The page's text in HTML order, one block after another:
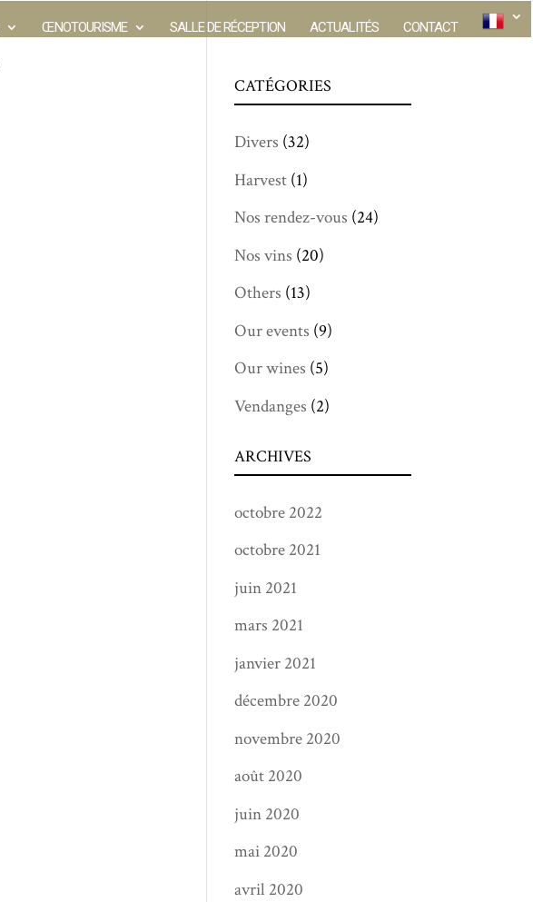
ŒNOTOURISME SALLE DE RÉCEPTION ACTUALITÉS CONTACT
CATÉGORIES
Divers (32)
Harvest (1)
Nos rendez-vous (24)
Nos vins (20)
Others (13)
Our events (9)
Our wines (5)
Vendanges (2)
ARCHIVES
octobre 2022
octobre 2021
juin 2021
mars 2021
janvier 2021
décembre 2020
novembre 2020
août 2020
juin 2020
mai 2020
avril 2020